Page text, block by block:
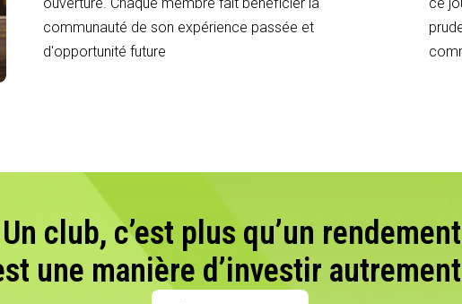
ouverture. Chaque membre fait bénéficier la
communauté de son expérience passée et
d'opportunité future
ce
Un club, c’est plus qu’un
une manière d’investir